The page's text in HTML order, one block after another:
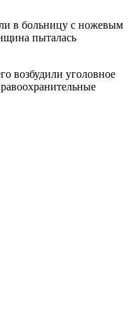
в больницу с ножевым
пыталась
возбудили уголовное